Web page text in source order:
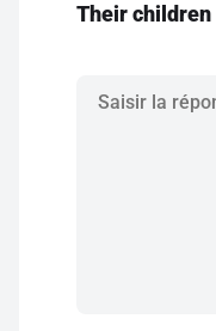
Their children